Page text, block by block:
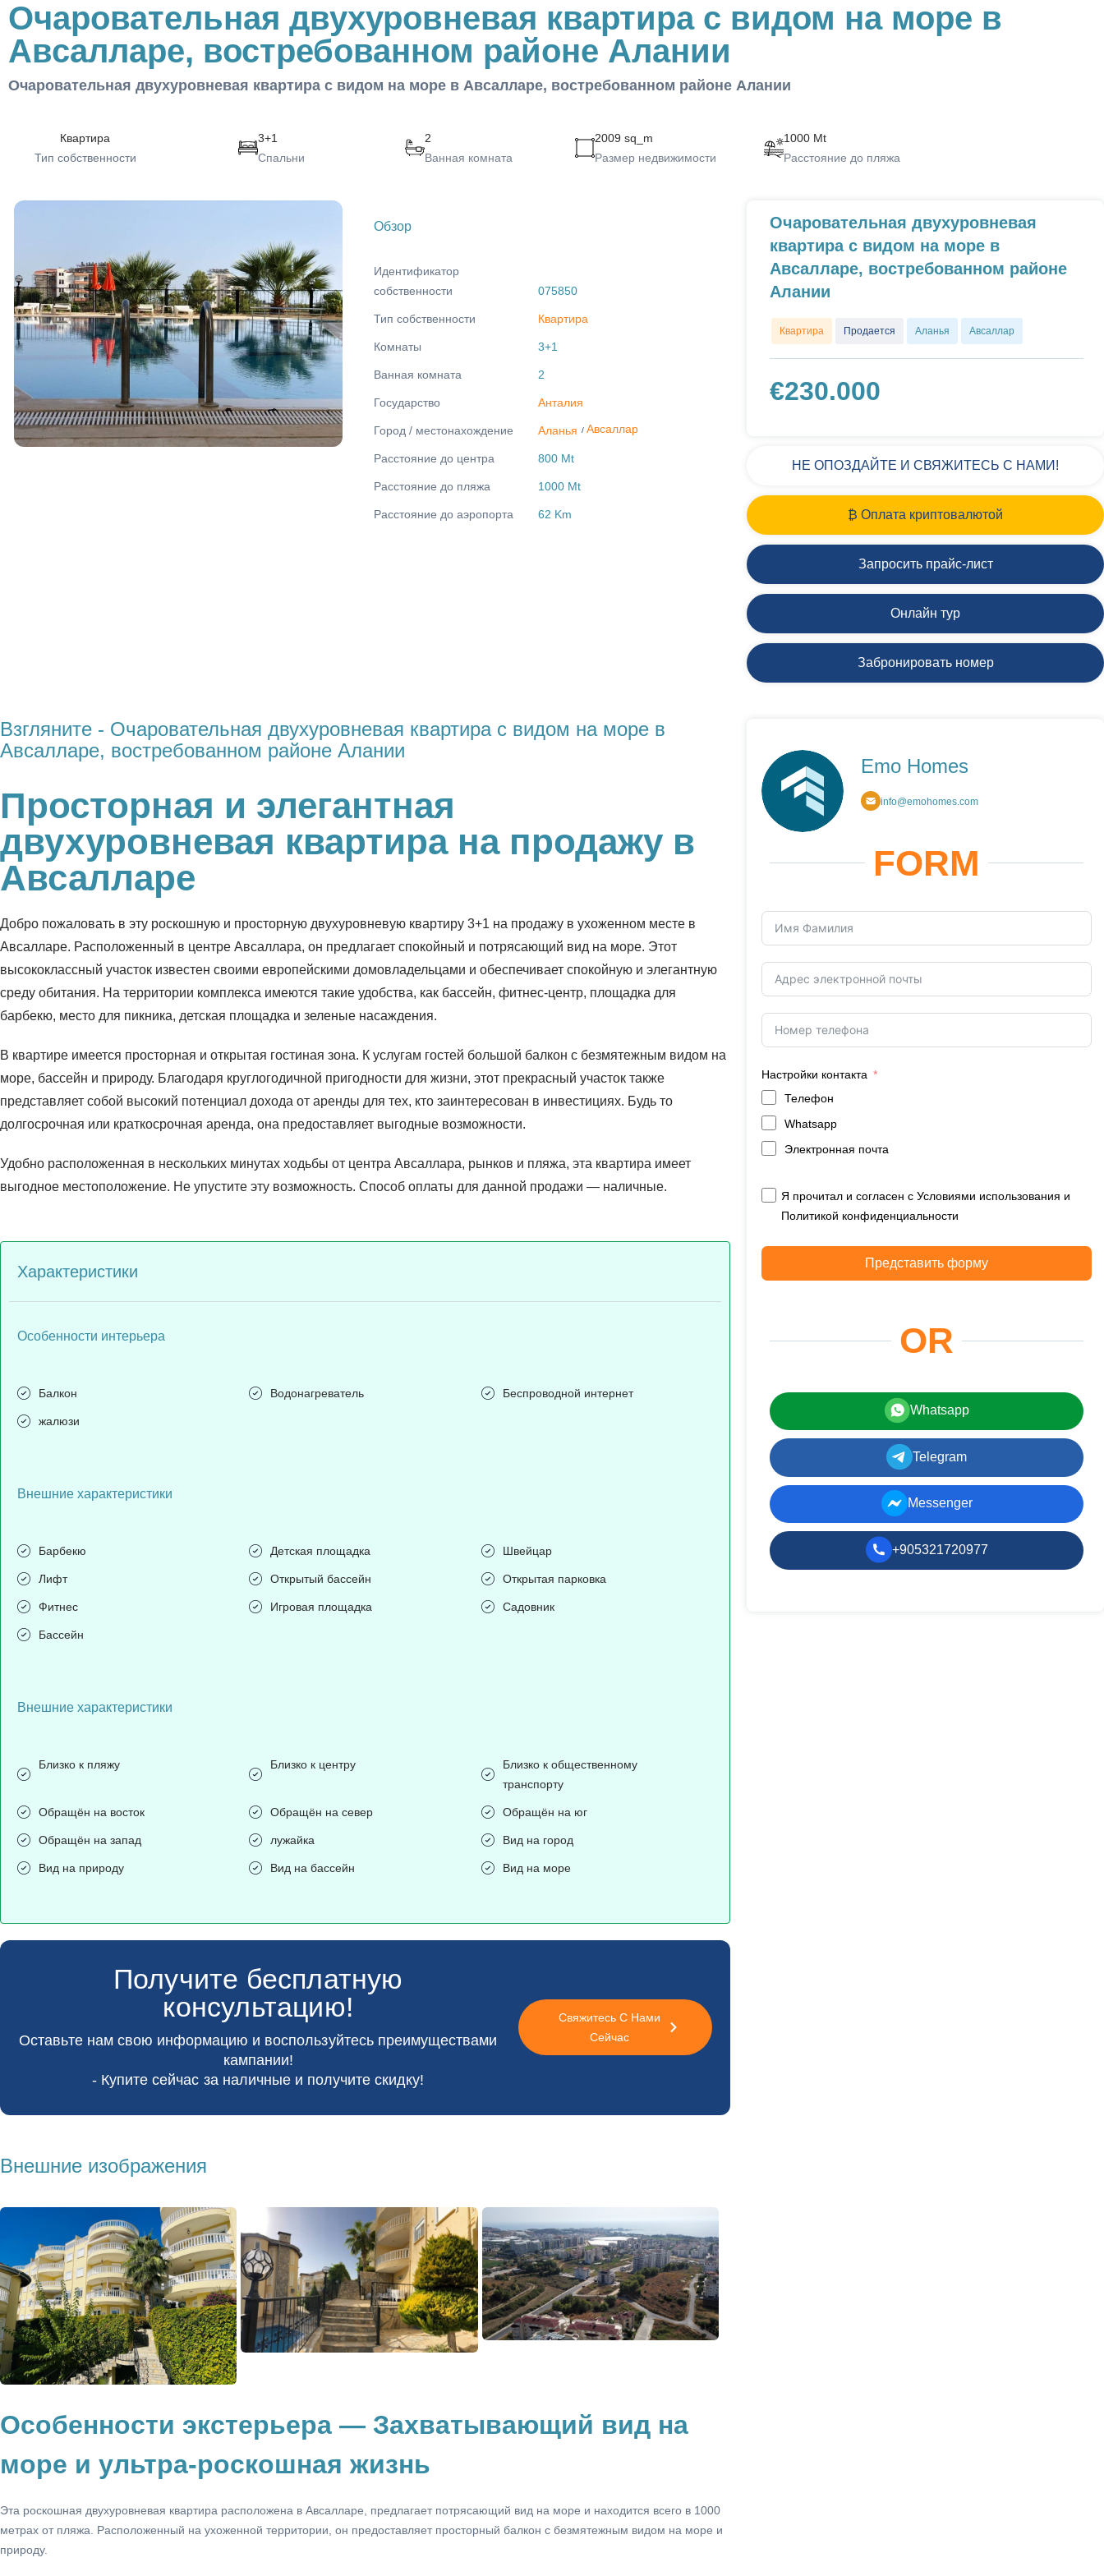
Очаровательная двухуровневая квартира с видом на море в
Авсалларе, востребованном районе Алании
Очаровательная двухуровневая квартира с видом на море в Авсалларе, востребованном районе Алании
Квартира
Тип собственности
3+1
Спальни
2
Ванная комната
2009 sq_m
Размер недвижимости
1000 Mt
Расстояние до пляжа
Обзор
Идентификатор
собственности
075850
Тип собственности Квартира
Комнаты 3+1
Ванная комната 2
Государство Анталия
Город / местонахождение Аланья /Авсаллар
Расстояние до центра 800 Mt
Расстояние до пляжа 1000 Mt
Расстояние до аэропорта 62 Km
Очаровательная двухуровневая
квартира с видом на море в
Авсалларе, востребованном районе
Алании
Квартира Продается Аланья Авсаллар
€230.000
НЕ ОПОЗДАЙТЕ И СВЯЖИТЕСЬ С НАМИ!
₿ Оплата криптовалютой
Запросить прайс-лист
Онлайн тур
Забронировать номер
Взгляните - Очаровательная двухуровневая квартира с видом на море в
Авсалларе, востребованном районе Алании
Просторная и элегантная
двухуровневая квартира на продажу в
Авсалларе
Добро пожаловать в эту роскошную и просторную двухуровневую квартиру 3+1 на продажу в ухоженном месте в
Авсалларе. Расположенный в центре Авсаллара, он предлагает спокойный и потрясающий вид на море. Этот
высококлассный участок известен своими европейскими домовладельцами и обеспечивает спокойную и элегантную
среду обитания. На территории комплекса имеются такие удобства, как бассейн, фитнес-центр, площадка для
барбекю, место для пикника, детская площадка и зеленые насаждения.
В квартире имеется просторная и открытая гостиная зона. К услугам гостей большой балкон с безмятежным видом на
море, бассейн и природу. Благодаря круглогодичной пригодности для жизни, этот прекрасный участок также
представляет собой высокий потенциал дохода от аренды для тех, кто заинтересован в инвестициях. Будь то
долгосрочная или краткосрочная аренда, она предоставляет выгодные возможности.
Удобно расположенная в нескольких минутах ходьбы от центра Авсаллара, рынков и пляжа, эта квартира имеет
выгодное местоположение. Не упустите эту возможность. Способ оплаты для данной продажи — наличные.
Характеристики
Особенности интерьера
Балкон Водонагреватель Беспроводной интернет
жалюзи
Внешние характеристики
Барбекю Детская площадка Швейцар
Лифт Открытый бассейн Открытая парковка
Фитнес Игровая площадка Садовник
Бассейн
Внешние характеристики
Близко к пляжу Близко к центру
Близко к общественному
транспорту
Обращён на восток Обращён на север Обращён на юг
Обращён на запад лужайка Вид на город
Вид на природу Вид на бассейн Вид на море
Получите бесплатную
консультацию!
Оставьте нам свою информацию и воспользуйтесь преимуществами
кампании!
- Купите сейчас за наличные и получите скидку!
Свяжитесь С Нами
Сейчас
Внешние изображения
Особенности экстерьера — Захватывающий вид на
море и ультра-роскошная жизнь
Эта роскошная двухуровневая квартира расположена в Авсалларе, предлагает потрясающий вид на море и находится всего в 1000
метрах от пляжа. Расположенный на ухоженной территории, он предоставляет просторный балкон с безмятежным видом на море и
природу.
Emo Homes
info@emohomes.com
FORM
Настройки контакта
Телефон
Whatsapp
Электронная почта
Я прочитал и согласен с Условиями использования и
Политикой конфиденциальности
Представить форму
OR
Whatsapp
Telegram
Messenger
+905321720977